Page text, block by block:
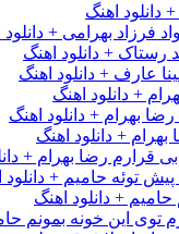
دانلود اهنگ
فرزاد بهرامی + دانلود
رستاک + دانلود اهنگ
عارف + دانلود اهنگ
+ دانلود اهنگ
بهرام + دانلود اهنگ
+ دانلود اهنگ
قرارم رضا بهرام +
توئه حامیم + دانلود
+ دانلود اهنگ
توی این خونه بمونم